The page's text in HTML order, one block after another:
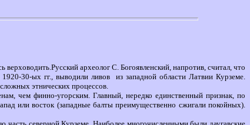
верховодить.Русский археолог С. Богоявленский, напротив, считал, что
30-ых гг., выводили ливов
из западной области Латвии Курземе.
этнических процессов.
чем финно-угорским. Главный, нередко единственный признак, по
или восток (западные балты преимущественно сжигали покойных).